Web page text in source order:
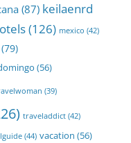
(87) keilaenrd
(126) mexico (42)
(79)
(56)
(39)
traveladdict (42)
(44) vacation (56)